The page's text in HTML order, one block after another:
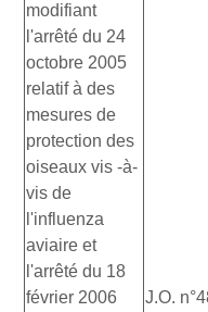
modifiant
l'arrêté du 24
octobre 2005
relatif à des
mesures de
protection des
oiseaux vis -à-
vis de
l'influenza
aviaire et
l'arrêté du 18
février 2006
J.O.